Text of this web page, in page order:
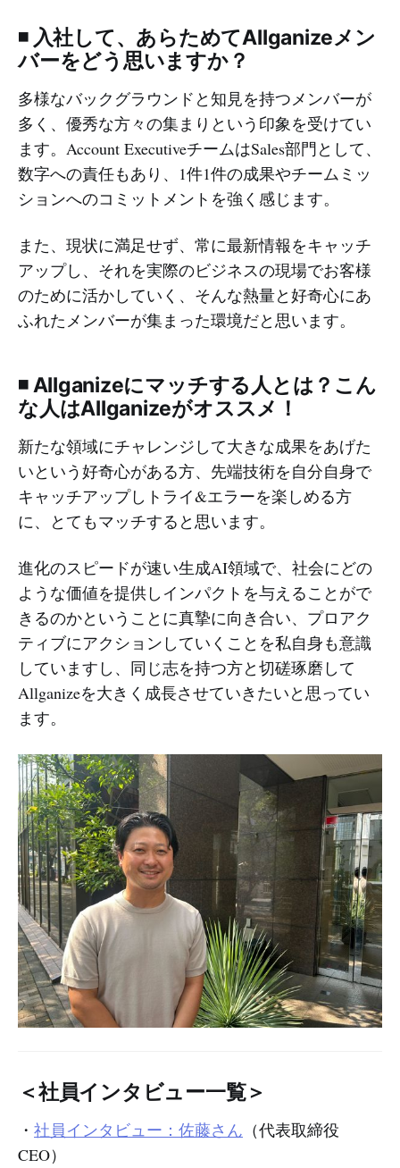
◾️ 入社して、あらためてAllganizeメン
バーをどう思いますか？
多様なバックグラウンドと知見を持つメンバーが
多く、優秀な方々の集まりという印象を受けてい
ます。Account ExecutiveチームはSales部門として、
数字への責任もあり、1件1件の成果やチームミッ
ションへのコミットメントを強く感じます。
また、現状に満足せず、常に最新情報をキャッチ
アップし、それを実際のビジネスの現場でお客様
のために活かしていく、そんな熱量と好奇心にあ
ふれたメンバーが集まった環境だと思います。
◾️ Allganizeにマッチする人とは？こん
な人はAllganizeがオススメ！
新たな領域にチャレンジして大きな成果をあげた
いという好奇心がある方、先端技術を自分自身で
キャッチアップしトライ&エラーを楽しめる方
に、とてもマッチすると思います。
進化のスピードが速い生成AI領域で、社会にどの
ような価値を提供しインパクトを与えることがで
きるのかということに真摯に向き合い、プロアク
ティブにアクションしていくことを私自身も意識
していますし、同じ志を持つ方と切磋琢磨して
Allganizeを大きく成長させていきたいと思ってい
ます。
＜社員インタビュー一覧＞
・ 社員インタビュー：佐藤さん （代表取締役
CEO）